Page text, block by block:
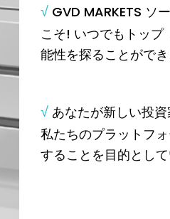
√ GVD MARKETS ソ
こそ! いつでもトップ
能性を探ることができ
√ あなたが新しい投
私たちのプラットフ
することを目的として